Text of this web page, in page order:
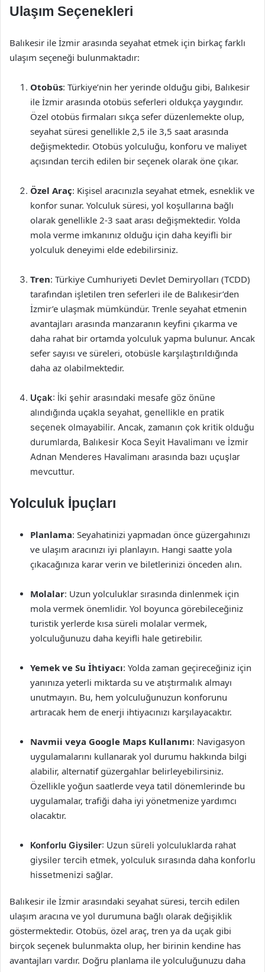
Ulaşım Seçenekleri
Balıkesir ile İzmir arasında seyahat etmek için birkaç farklı
ulaşım seçeneği bulunmaktadır:
Otobüs: Türkiye’nin her yerinde olduğu gibi, Balıkesir
ile İzmir arasında otobüs seferleri oldukça yaygındır.
Özel otobüs firmaları sıkça sefer düzenlemekte olup,
seyahat süresi genellikle 2,5 ile 3,5 saat arasında
değişmektedir. Otobüs yolculuğu, konforu ve maliyet
açısından tercih edilen bir seçenek olarak öne çıkar.
Özel Araç: Kişisel aracınızla seyahat etmek, esneklik ve
konfor sunar. Yolculuk süresi, yol koşullarına bağlı
olarak genellikle 2-3 saat arası değişmektedir. Yolda
mola verme imkanınız olduğu için daha keyifli bir
yolculuk deneyimi elde edebilirsiniz.
Tren: Türkiye Cumhuriyeti Devlet Demiryolları (TCDD)
tarafından işletilen tren seferleri ile de Balıkesir’den
İzmir’e ulaşmak mümkündür. Trenle seyahat etmenin
avantajları arasında manzaranın keyfini çıkarma ve
daha rahat bir ortamda yolculuk yapma bulunur. Ancak
sefer sayısı ve süreleri, otobüsle karşılaştırıldığında
daha az olabilmektedir.
Uçak: İki şehir arasındaki mesafe göz önüne
alındığında uçakla seyahat, genellikle en pratik
seçenek olmayabilir. Ancak, zamanın çok kritik olduğu
durumlarda, Balıkesir Koca Seyit Havalimanı ve İzmir
Adnan Menderes Havalimanı arasında bazı uçuşlar
mevcuttur.
Yolculuk İpuçları
Planlama: Seyahatinizi yapmadan önce güzergahınızı
ve ulaşım aracınızı iyi planlayın. Hangi saatte yola
çıkacağınıza karar verin ve biletlerinizi önceden alın.
Molalar: Uzun yolculuklar sırasında dinlenmek için
mola vermek önemlidir. Yol boyunca görebileceğiniz
turistik yerlerde kısa süreli molalar vermek,
yolculuğunuzu daha keyifli hale getirebilir.
Yemek ve Su İhtiyacı: Yolda zaman geçireceğiniz için
yanınıza yeterli miktarda su ve atıştırmalık almayı
unutmayın. Bu, hem yolculuğunuzun konforunu
artıracak hem de enerji ihtiyacınızı karşılayacaktır.
Navmii veya Google Maps Kullanımı: Navigasyon
uygulamalarını kullanarak yol durumu hakkında bilgi
alabilir, alternatif güzergahlar belirleyebilirsiniz.
Özellikle yoğun saatlerde veya tatil dönemlerinde bu
uygulamalar, trafiği daha iyi yönetmenize yardımcı
olacaktır.
Konforlu Giysiler: Uzun süreli yolculuklarda rahat
giysiler tercih etmek, yolculuk sırasında daha konforlu
hissetmenizi sağlar.
Balıkesir ile İzmir arasındaki seyahat süresi, tercih edilen
ulaşım aracına ve yol durumuna bağlı olarak değişiklik
göstermektedir. Otobüs, özel araç, tren ya da uçak gibi
birçok seçenek bulunmakta olup, her birinin kendine has
avantajları vardır. Doğru planlama ile yolculuğunuzu daha